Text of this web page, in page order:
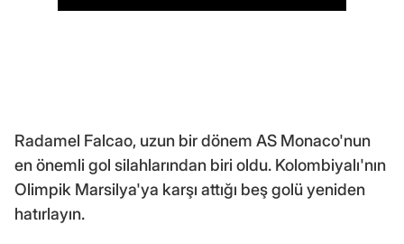
Radamel Falcao, uzun bir dönem AS Monaco'nun
en önemli gol silahlarından biri oldu. Kolombiyalı'nın
Olimpik Marsilya'ya karşı attığı beş golü yeniden
hatırlayın.